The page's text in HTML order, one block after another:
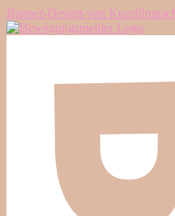
Banner-Design von